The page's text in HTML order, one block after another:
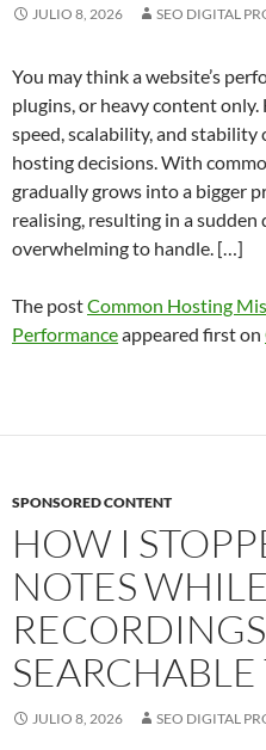
JULIO 8, 2026 SEO DIGITAL
You may think a website’s
plugins, or heavy content only.
speed, scalability, and
hosting decisions. With
gradually grows into a bigger
realising, resulting in a
overwhelming to handle. […]
The postCommon Hosting
Performanceappeared first on
SPONSORED CONTENT
HOW I
NOTES
SEARCHABLE
JULIO 8, 2026 SEO DIGITAL